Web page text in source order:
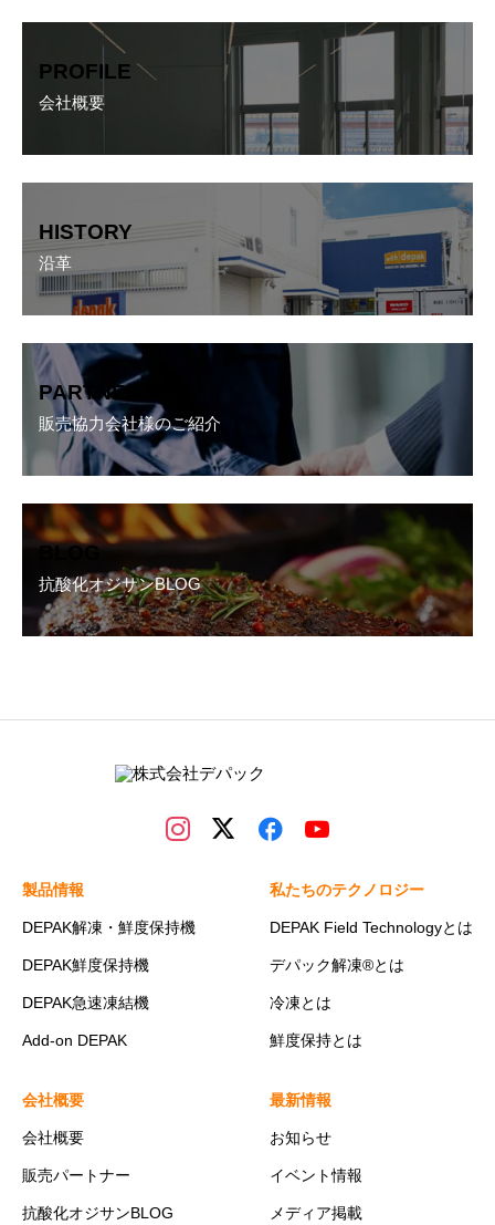
PROFILE
会社概要
HISTORY
沿革
ン
PARTNER
販売協力会社様のご紹介
BLOG
抗酸化オジサンBLOG
カ
バ
ー
製品情報
DEPAK解凍・鮮度保持機
DEPAK鮮度保持機
DEPAK急速凍結機
Add-on DEPAK
私たちのテクノロジー
DEPAK Field Technologyとは
デパック解凍®とは
冷凍とは
鮮度保持とは
会社概要
会社概要
販売パートナー
抗酸化オジサンBLOG
最新情報
お知らせ
イベント情報
メディア掲載